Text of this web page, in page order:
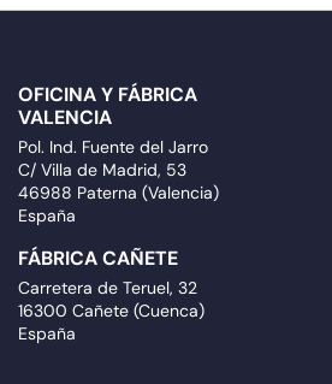
OFICINA Y FÁBRICA
VALENCIA
Pol. Ind. Fuente del Jarro
C/ Villa de Madrid, 53
46988 Paterna (Valencia)
España
FÁBRICA CAÑETE
Carretera de Teruel, 32
16300 Cañete (Cuenca)
España